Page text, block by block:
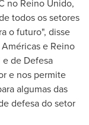
no Reino Unido,
todos os setores
o futuro", disse
e Reino
de Defesa
e nos permite
algumas das
defesa do setor